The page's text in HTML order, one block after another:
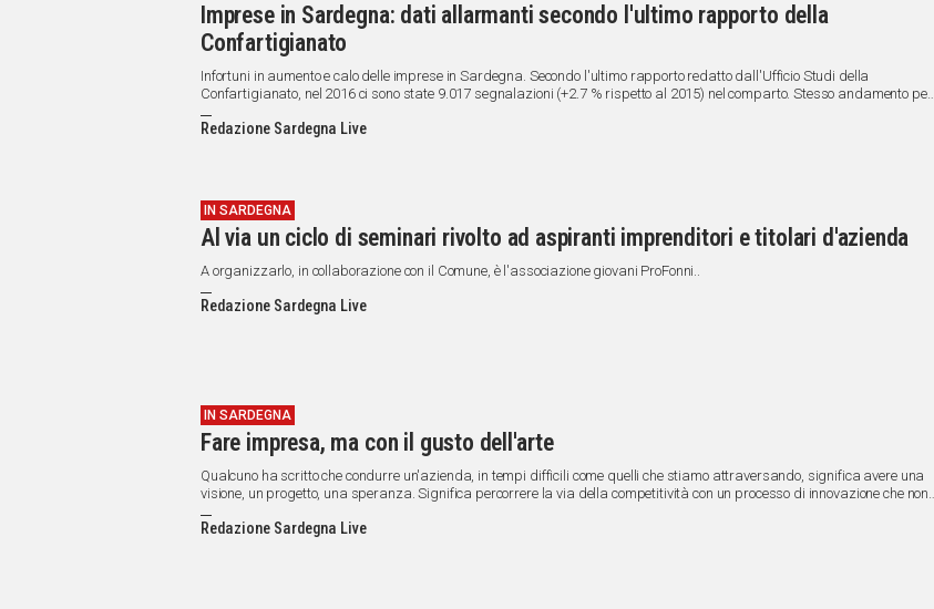
Imprese in Sardegna: dati allarmanti secondo l'ultimo rapporto della
Confartigianato
Infortuni in aumento e calo delle imprese in Sardegna. Secondo l'ultimo rapporto redatto dall'Ufficio Studi della
Confartigianato, nel 2016 ci sono state 9.017 segnalazioni (+2.7 % rispetto al 2015) nel comparto. Stesso andamento per
il comparto artigiano che con 1.071 infortuni segna un incremento rispetto ai dodici mese precedenti (+ 1.6%), in
contrapposizione rispetto al panorama nazionale in decremento (-3,8%). Peggio della Sardegna, solo Molise e Lazio.
Redazione Sardegna Live
IN SARDEGNA
Al via un ciclo di seminari rivolto ad aspiranti imprenditori e titolari d'azienda
A organizzarlo, in collaborazione con il Comune, è l'associazione giovani ProFonni..
Redazione Sardegna Live
IN SARDEGNA
Fare impresa, ma con il gusto dell'arte
Qualcuno ha scritto che condurre un'azienda, in tempi difficili come quelli che stiamo attraversando, significa avere una
visione, un progetto, una speranza. Significa percorrere la via della competitività con un processo di innovazione che non
tradisca la tradizione, che sta alla base di un rapporto di fiducia creato nel tempo. Significa anche saper “catturare”, tra
gli spazi di un'arte creativa, un messaggio capace di incanalare l'attenzione al fine di unire l'utile a cui l'azienda aspira
Redazione Sardegna Live